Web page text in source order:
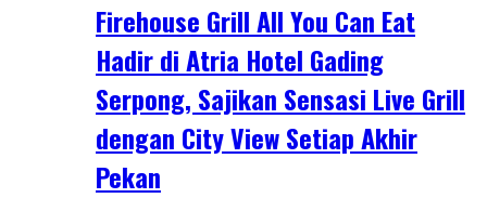
Firehouse Grill All You Can Eat
Hadir di Atria Hotel Gading
Serpong, Sajikan Sensasi Live Grill
dengan City View Setiap Akhir
Pekan